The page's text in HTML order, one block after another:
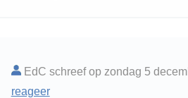
EdC schreef op zondag 5
reageer